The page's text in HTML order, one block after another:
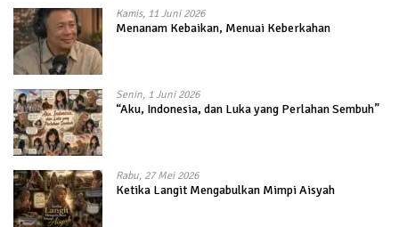
Kamis, 11 Juni 2026
Menanam Kebaikan, Menuai Keberkahan
Senin, 1 Juni 2026
“Aku, Indonesia, dan Luka yang Perlahan Sembuh”
Rabu, 27 Mei 2026
Ketika Langit Mengabulkan Mimpi Aisyah